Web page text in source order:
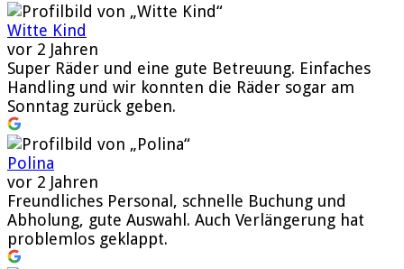
Witte Kind
vor 2 Jahren
Super Räder und eine gute Betreuung. Einfaches
Handling und wir konnten die Räder sogar am
Sonntag zurück geben.
Polina
vor 2 Jahren
Freundliches Personal, schnelle Buchung und
Abholung, gute Auswahl. Auch Verlängerung hat
problemlos geklappt.